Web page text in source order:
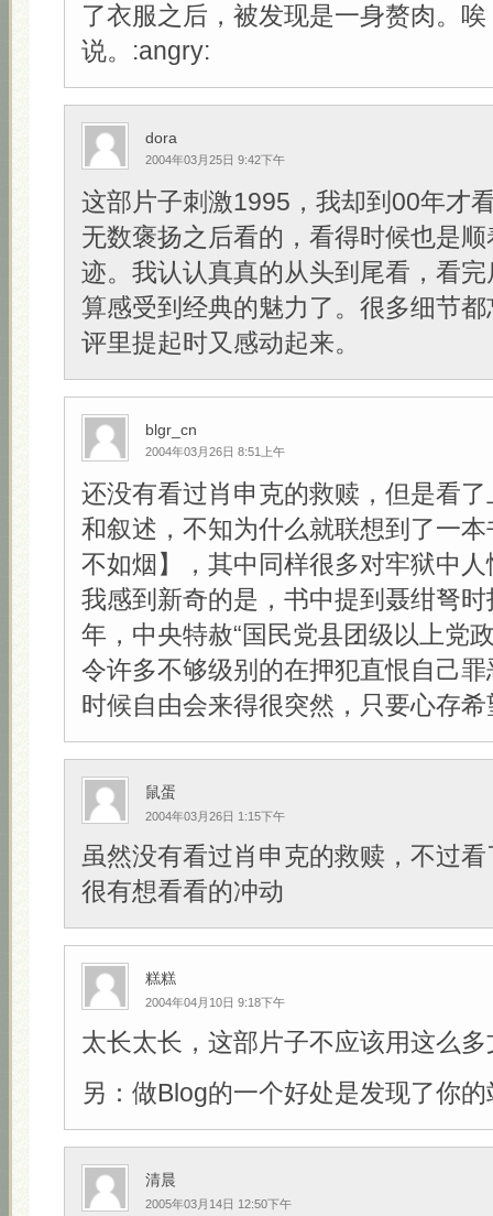
了衣服之后，被发现是一身赘肉。
说。:angry:
dora
2004年03月25日 9:42下午
这部片子刺激1995，我却到00年才
无数褒扬之后看的，看得时候也是
迹。我认认真真的从头到尾看，看
算感受到经典的魅力了。很多细节
评里提起时又感动起来。
blgr_cn
2004年03月26日 8:51上午
还没有看过肖申克的救赎，但是看
和叙述，不知为什么就联想到了一
不如烟】，其中同样很多对牢狱中
我感到新奇的是，书中提到聂绀弩
年，中央特赦“国民党县团级以上党
令许多不够级别的在押犯直恨自己
时候自由会来得很突然，只要心存
鼠蛋
2004年03月26日 1:15下午
虽然没有看过肖申克的救赎，不过
很有想看看的冲动
糕糕
2004年04月10日 9:18下午
太长太长，这部片子不应该用这么
另：做Blog的一个好处是发现了你的
清晨
2005年03月14日 12:50下午